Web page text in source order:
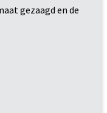
gezaagd en de